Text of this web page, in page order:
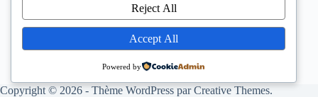
Copyright © 2026 - Thème WordPress parCreative Themes.
Reject All
Accept All
Powered by